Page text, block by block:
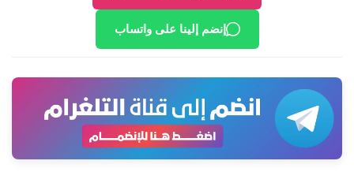
إنضم إلينا على واتساب